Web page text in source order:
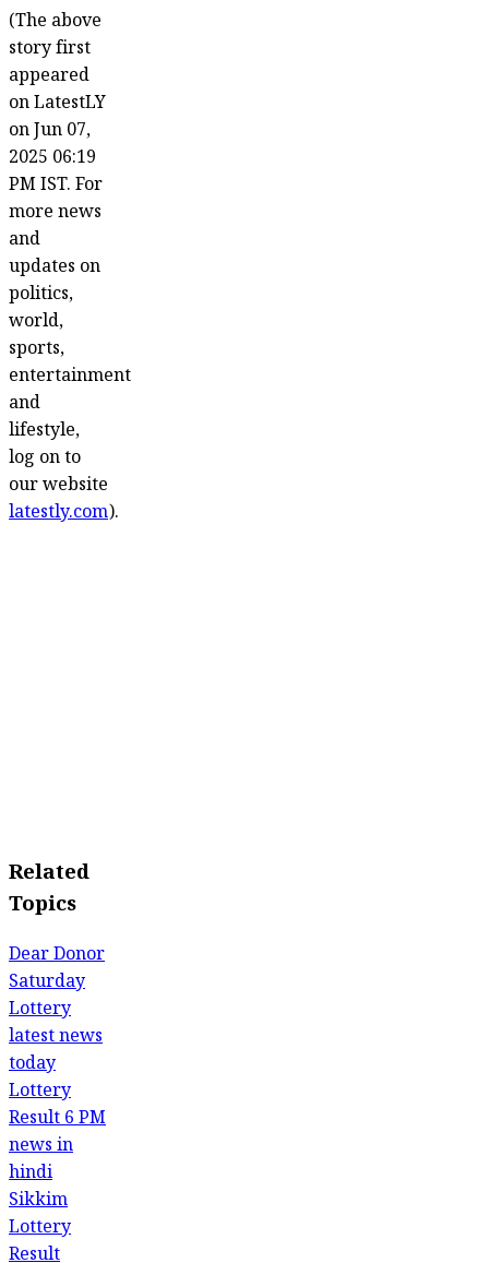
(The above
story first
appeared
on LatestLY
on Jun 07,
2025 06:19
PM IST. For
more news
and
updates on
politics,
world,
sports,
entertainment
and
lifestyle,
log on to
our website
latestly.com).
Related
Topics
Dear Donor
Saturday
Lottery
latest news
today
Lottery
Result 6 PM
news in
hindi
Sikkim
Lottery
Result